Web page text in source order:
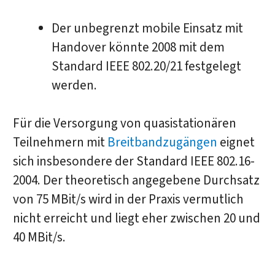
Der unbegrenzt mobile Einsatz mit
Handover könnte 2008 mit dem
Standard IEEE 802.20/21 festgelegt
werden.
Für die Versorgung von quasistationären
Teilnehmern mit Breitbandzugängen eignet
sich insbesondere der Standard IEEE 802.16-
2004. Der theoretisch angegebene Durchsatz
von 75 MBit/s wird in der Praxis vermutlich
nicht erreicht und liegt eher zwischen 20 und
40 MBit/s.